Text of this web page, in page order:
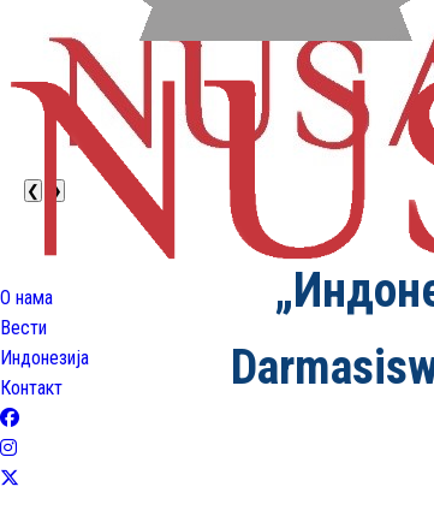
О нама
Вести
Индонезија
Контакт
❮ ❯